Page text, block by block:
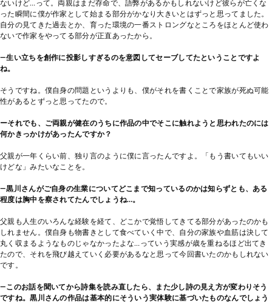
ないけど…って。両親はまだ存命で、語弊があるかもしれないけど彼らが亡くな
った瞬間に僕が作家として始まる部分がかなり大きいとはずっと思ってました。
自分の見てきた過去とか、育った環境の一番ストロングなところをほとんど使わ
ないで作家をやってる部分が正直あったから。
―生い立ちを創作に投影しすぎるのを意図してセーブしてたということですよ
ね。
そうですね。僕自身の問題というよりも、僕がそれを書くことで家族が死ぬ可能
性があるとずっと思ってたので。
ーそれでも、ご両親が健在のうちに作品の中でそこに触れようと思われたのには
何かきっかけがあったんですか？
父親が一年くらい前、独り言のように僕に言ったんですよ。「もう書いてもいい
けどな」みたいなことを。
―黒川さんがご自身の生業についてどこまで知っているのかは知らずとも、ある
程度は胸中を察されてたんでしょうね…。
父親も人生のいろんな経験を経て、どこかで覚悟してきてる部分があったのかも
しれません。僕自身も物書きとして食べていく中で、自分の家族や血筋は決して
丸く収まるようなものじゃなかったよな…っていう実感が歳を重ねるほど出てき
たので、それを飛び越えていく必要があるなと思って今回書いたのかもしれない
です。
―このお話を聞いてから詩集を読み直したら、また少し詩の見え方が変わりそう
ですね。黒川さんの作品は基本的にそういう実体験に基づいたものなんでしょう